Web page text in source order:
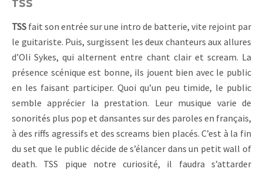
TSS
TSS fait son entrée sur une intro de batterie, vite rejoint par
le guitariste. Puis, surgissent les deux chanteurs aux allures
d’Oli Sykes, qui alternent entre chant clair et scream. La
présence scénique est bonne, ils jouent bien avec le public
en les faisant participer. Quoi qu’un peu timide, le public
semble apprécier la prestation. Leur musique varie de
sonorités plus pop et dansantes sur des paroles en français,
à des riffs agressifs et des screams bien placés. C’est à la fin
du set que le public décide de s’élancer dans un petit wall of
death. TSS pique notre curiosité, il faudra s’attarder